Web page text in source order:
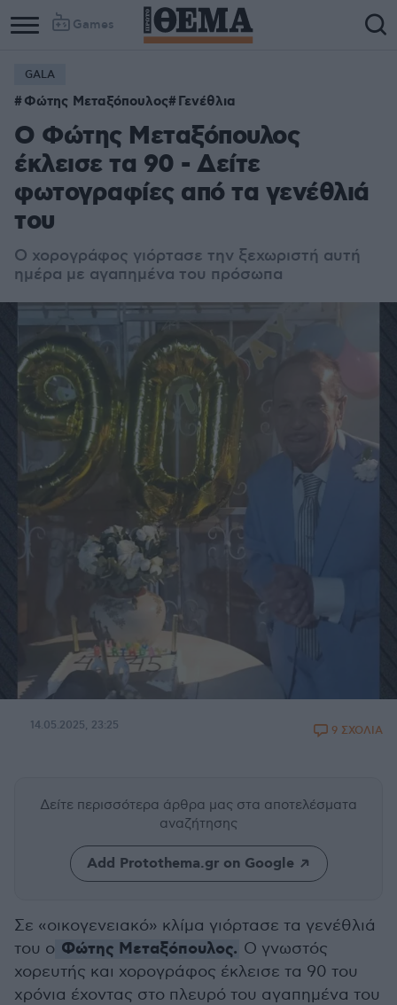
Games
GALA
Φώτης Μεταξόπουλος Γενέθλια
Ο Φώτης Μεταξόπουλος
έκλεισε τα 90 - Δείτε
φωτογραφίες από τα γενέθλιά
του
Ο χορογράφος γιόρτασε την ξεχωριστή αυτή
ημέρα με αγαπημένα του πρόσωπα
14.05.2025, 23:25 9 ΣΧΟΛΙΑ
Δείτε περισσότερα άρθρα μας στα αποτελέσματα
αναζήτησης
Add Protothema.gr on Google
Σε «οικογενειακό» κλίμα γιόρτασε τα γενέθλιά
του ο Φώτης Μεταξόπουλος. Ο γνωστός
χορευτής και χορογράφος έκλεισε τα 90 του
χρόνια έχοντας στο πλευρό του αγαπημένα του